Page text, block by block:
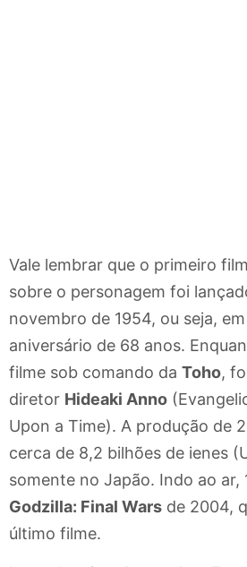
Vale lembrar que o primeiro
sobre o personagem foi
novembro de 1954, ou seja,
aniversário de 68 anos.
filme sob comando da Toho,
diretor Hideaki Anno
Upon a Time). A produção de
cerca de 8,2 bilhões de ienes
somente no Japão. Indo ao ar,
Godzilla: Final Wars de 2004,
último filme.